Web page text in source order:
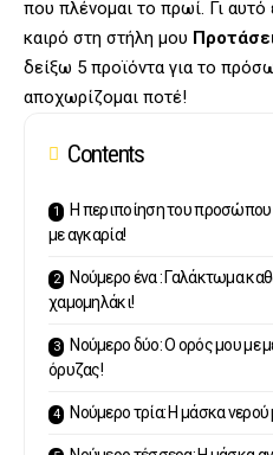
που πλένομαι το πρωί. Γι
καιρό στη στήλη μου
δείξω 5 προϊόντα για το
αποχωρίζομαι ποτέ!
Contents
Η περιποίηση του προσώπου
με αγκαρία!
Νούμερο ένα : Γαλάκτωμα
χαμομηλάκι!
Νούμερο δύο: Ο ορός μου με
όρυζας!
Νούμερο τρία: Η μάσκα νερού